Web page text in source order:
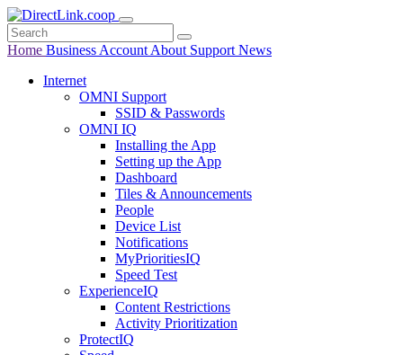
Home Business Account About Support News
Internet
OMNI Support
SSID & Passwords
OMNI IQ
Installing the App
Setting up the App
Dashboard
Tiles & Announcements
People
Device List
Notifications
MyPrioritiesIQ
Speed Test
ExperienceIQ
Content Restrictions
Activity Prioritization
ProtectIQ